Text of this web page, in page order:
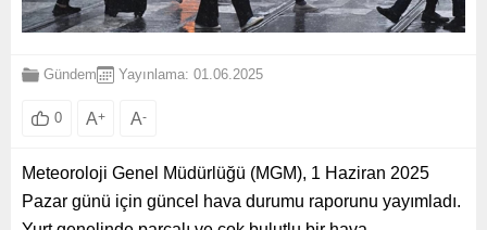
Gündem Yayınlama: 01.06.2025
0 A+ A-
Meteoroloji Genel Müdürlüğü (MGM), 1 Haziran 2025
Pazar günü için güncel hava durumu raporunu yayımladı.